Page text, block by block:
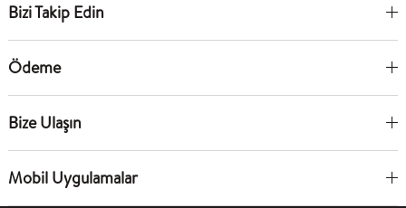
Bizi Takip Edin
Ödeme
Bize Ulaşın
Mobil Uygulamalar